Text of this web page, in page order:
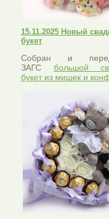
15.11.2025 Новый
букет
Собран и
ЗАГС большой
букет из мишек и